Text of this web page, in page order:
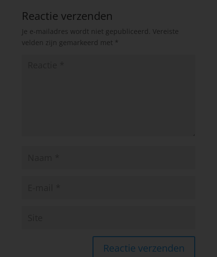
Reactie verzenden
Je e-mailadres wordt niet gepubliceerd. Vereiste
velden zijn gemarkeerd met *